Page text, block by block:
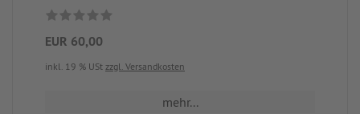
EUR 60,00
inkl. 19 % USt zzgl. Versandkosten
mehr...